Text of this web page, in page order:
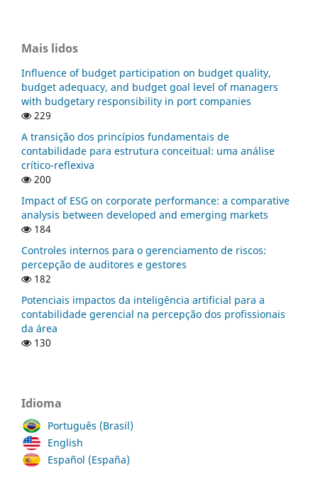
Mais lidos
Influence of budget participation on budget quality,
budget adequacy, and budget goal level of managers
with budgetary responsibility in port companies
229
A transição dos princípios fundamentais de
contabilidade para estrutura conceitual: uma análise
crítico-reflexiva
200
Impact of ESG on corporate performance: a comparative
analysis between developed and emerging markets
184
Controles internos para o gerenciamento de riscos:
percepção de auditores e gestores
182
Potenciais impactos da inteligência artificial para a
contabilidade gerencial na percepção dos profissionais
da área
130
Idioma
Português (Brasil)
English
Español (España)